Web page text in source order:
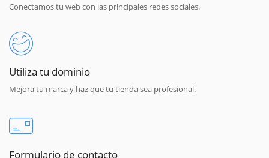
Conectamos tu web con las principales redes sociales.
Utiliza tu dominio
Mejora tu marca y haz que tu tienda sea profesional.
Formulario de contacto